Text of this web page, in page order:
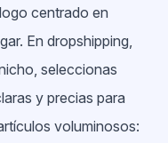
centrado en
En dropshipping,
seleccionas
y precias para
voluminosos: